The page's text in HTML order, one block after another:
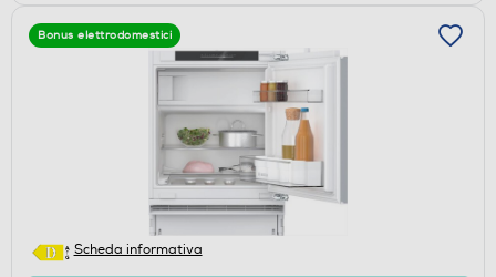
Bonus elettrodomestici
Scheda informativa